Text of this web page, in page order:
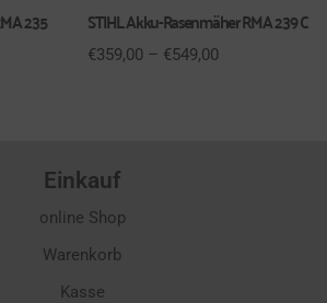
235 STIHL Akku-Rasenmäher RMA 239 C
€359,00 – €549,00
Einkauf
online Shop
Warenkorb
Kasse